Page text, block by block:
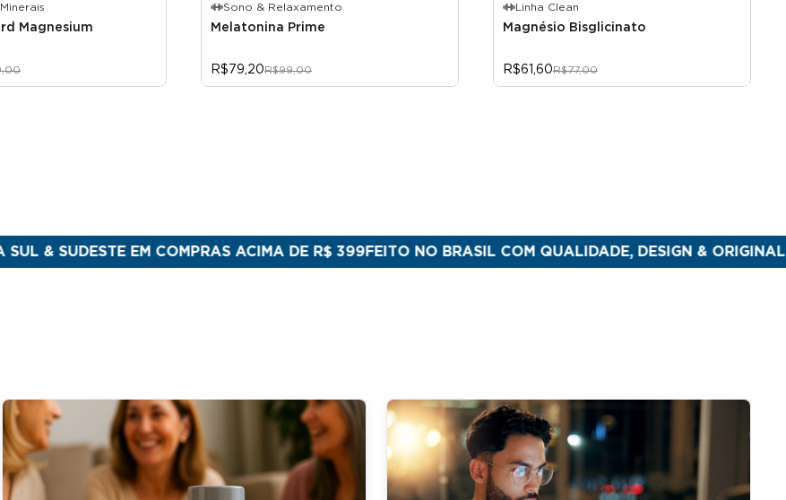
Magnesium
Sono & Relaxamento
Melatonina Prime
R$79,20R$99,00
Linha Clean
Magnésio Bisglicinato
R$61,60R$77,00
EM COMPRAS ACIMA DE R$ 399FEITO NO BRASIL COM QUALIDADE, DESIGN & ORIGINALIDADE